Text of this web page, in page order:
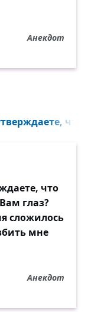
Анекдот
что
глаз?
сложилось
мне
Анекдот